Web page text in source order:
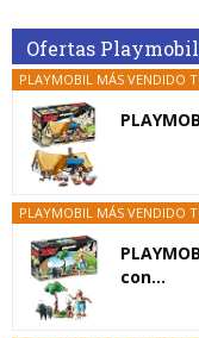
Ofertas Playmobil
PLAYMOBIL MÁS VENDIDO
PLAYMOBIL MÁS VENDIDO
con...